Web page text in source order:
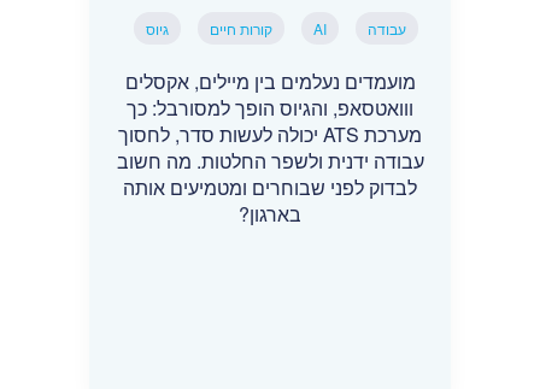
עבודה AI קורות חיים גיוס
מועמדים נעלמים בין מיילים, אקסלים
ווואטסאפ, והגיוס הופך למסורבל: כך
מערכת ATS יכולה לעשות סדר, לחסוך
עבודה ידנית ולשפר החלטות. מה חשוב
לבדוק לפני שבוחרים ומטמיעים אותה
בארגון?